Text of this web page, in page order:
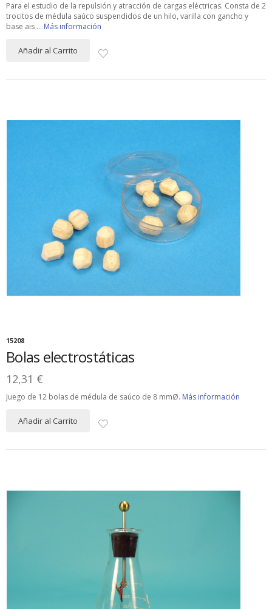
Para el estudio de la repulsión y atracción de cargas eléctricas. Consta de 2
trocitos de médula saúco suspendidos de un hilo, varilla con gancho y
base ais ... Más información
Añadir al Carrito
15208
Bolas electrostáticas
12,31 €
Juego de 12 bolas de médula de saúco de 8 mmØ. Más información
Añadir al Carrito